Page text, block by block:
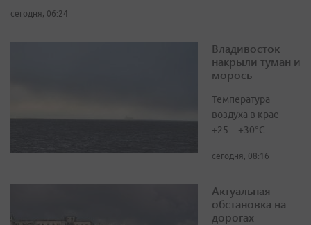
сегодня, 06:24
Владивосток
накрыли туман и
морось
Температура
воздуха в крае
+25…+30°C
сегодня, 08:16
Актуальная
обстановка на
дорогах